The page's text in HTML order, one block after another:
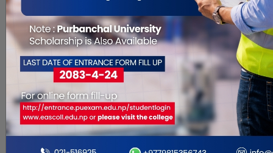
भाइमसलाकारुपमा परिचित छन् । बोट–
बिरुवामा फल्ने तिहारका अधिकांश मसला
हामीकहाँ उत्पादन भने हँुदैन । अधिकांश
मसला विदेशबाट आयात हुने गरेको छ ।
तिहारका मसला केही स्वदेशमा नै उत. . .
तिहार नियम : रेकर्डेड गीत
बजाउन प्रतिबन्ध
Nov 6, 2018